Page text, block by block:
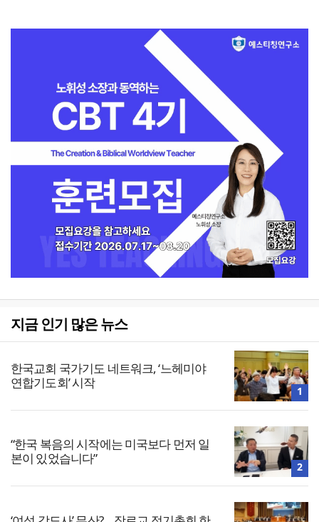
지금 인기 많은 뉴스
한국교회 국가기도 네트워크, ‘느헤미야
연합기도회’ 시작
1
“한국 복음의 시작에는 미국보다 먼저 일
본이 있었습니다”
2